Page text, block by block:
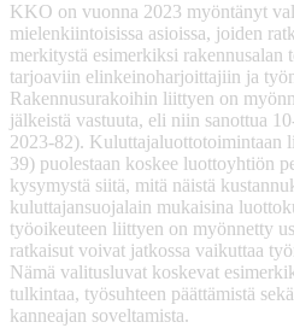
KKO on vuonna 2023 myöntänyt
mielenkiintoisissa asioissa, joiden
merkitystä esimerkiksi
tarjoaviin elinkeinoharjoittajiin ja
Rakennusurakoihin liittyen on
jälkeistä vastuuta, eli niin sanottua
2023-82).
39) puolestaan koskee luottoyhtiön
kysymystä siitä, mitä näistä
kuluttajansuojalain mukaisina
työoikeuteen liittyen on myönnetty
ratkaisut voivat jatkossa vaikuttaa
Nämä valitusluvat koskevat
tulkintaa, työsuhteen päättämistä
kanneajan soveltamista.